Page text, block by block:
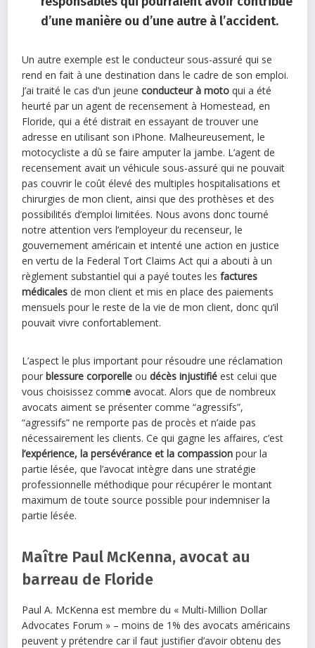
d’une manière ou d’une autre à l’accident.
Un autre exemple est le conducteur sous-assuré qui se
rend en fait à une destination dans le cadre de son emploi.
J’ai traité le cas d’un jeuneconducteur à moto qui a été
heurté par un agent de recensement à Homestead, en
Floride, qui a été distrait en essayant de trouver une
adresse en utilisant son iPhone. Malheureusement, le
motocycliste a dû se faire amputer la jambe. L’agent de
recensement avait un véhicule sous-assuré qui ne pouvait
pas couvrir le coût élevé des multiples hospitalisations et
chirurgies de mon client, ainsi que des prothèses et des
possibilités d’emploi limitées. Nous avons donc tourné
notre attention vers l’employeur du recenseur, le
gouvernement américain et intenté une action en justice
en vertu de la Federal Tort Claims Act qui a abouti à un
règlement substantiel qui a payé toutes les factures
médicales de mon client et mis en place des paiements
mensuels pour le reste de la vie de mon client, donc qu’il
pouvait vivre confortablement.
L’aspect le plus important pour résoudre une réclamation
pourblessure corporelle oudécès injustifié est celui que
vous choisissez commeavocat. Alors que de nombreux
avocats aiment se présenter comme “agressifs”,
“agressifs” ne remporte pas de procès et n’aide pas
nécessairement les clients. Ce qui gagne les affaires, c’est
l’expérience, la persévérance et la compassion pour la
partie lésée, que l’avocat intègre dans une stratégie
professionnelle méthodique pour récupérer le montant
maximum de toute source possible pour indemniser la
partie lésée.
Maître Paul McKenna, avocat au
barreau de Floride
Paul A. McKenna est membre du « Multi-Million Dollar
Advocates Forum » – moins de 1% des avocats américains
peuvent y prétendre car il faut justifier d’avoir obtenu des